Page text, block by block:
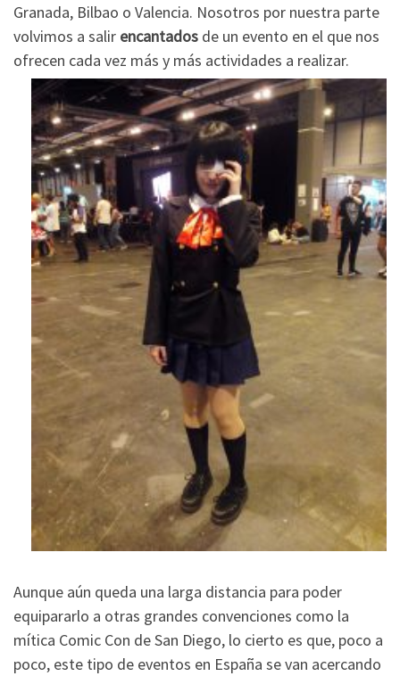
Granada, Bilbao o Valencia. Nosotros por nuestra parte
volvimos a salir encantados de un evento en el que nos
ofrecen cada vez más y más actividades a realizar.
Aunque aún queda una larga distancia para poder
equipararlo a otras grandes convenciones como la
mítica Comic Con de San Diego, lo cierto es que, poco a
poco, este tipo de eventos en España se van acercando